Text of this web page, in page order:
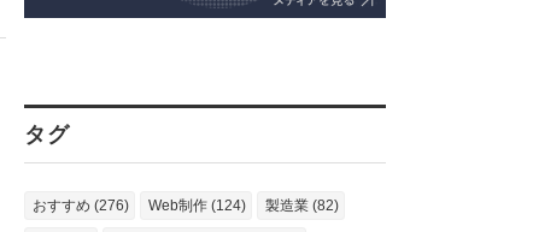
タグ
おすすめ (276) Web制作 (124) 製造業 (82)